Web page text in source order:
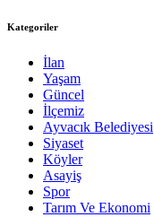
Kategoriler
İlan
Yaşam
Güncel
İlçemiz
Ayvacık Belediyesi
Siyaset
Köyler
Asayiş
Spor
Tarım Ve Ekonomi